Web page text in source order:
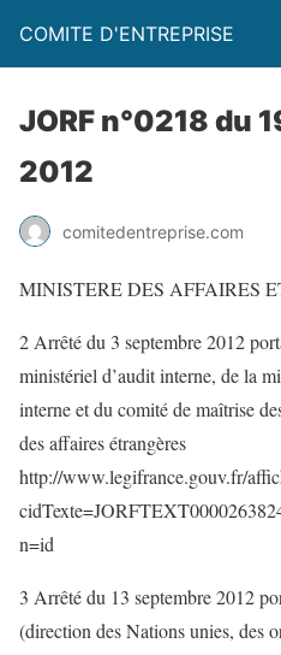
COMITE D'ENTREPRISE
JORF n°0218 du
2012
comitedentreprise.com
MINISTERE DES AFFAIRES
2 Arrêté du 3 septembre 2012
ministériel d’audit interne, de la
interne et du comité de maîtrise
des affaires étrangères
http://www.legifrance.gouv.fr/
n=id
3 Arrêté du 13 septembre 2012
(direction des Nations unies, des